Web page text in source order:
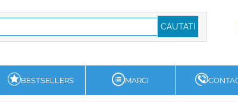
BESTSELLERS MARCI